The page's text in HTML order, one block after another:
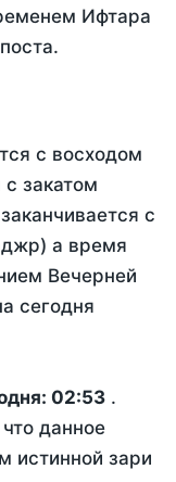
Ифтара
с восходом
с закатом
с
а время
Вечерней
сегодня
02:53 .
данное
истинной зари